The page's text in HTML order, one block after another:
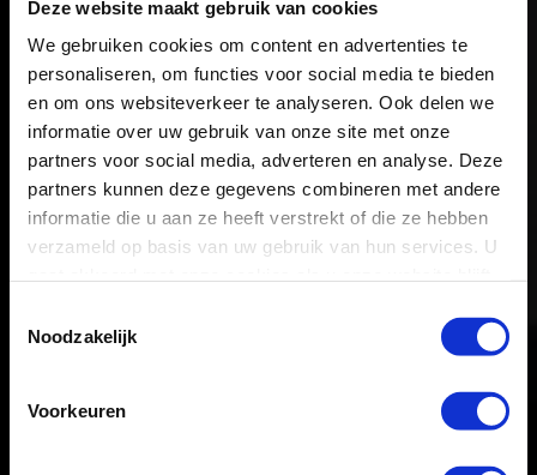
Deze website maakt gebruik van cookies
We gebruiken cookies om content en advertenties te
personaliseren, om functies voor social media te bieden
en om ons websiteverkeer te analyseren. Ook delen we
informatie over uw gebruik van onze site met onze
partners voor social media, adverteren en analyse. Deze
partners kunnen deze gegevens combineren met andere
informatie die u aan ze heeft verstrekt of die ze hebben
verzameld op basis van uw gebruik van hun services. U
Noodzakelijk
Voorkeuren
MOBIEL KOTTEREN
reparatiewerk op locatie, ook voor de zeer grote